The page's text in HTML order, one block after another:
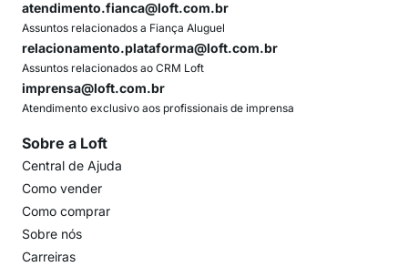
atendimento.fianca@loft.com.br
Assuntos relacionados a Fiança Aluguel
relacionamento.plataforma@loft.com.br
Assuntos relacionados ao CRM Loft
imprensa@loft.com.br
Atendimento exclusivo aos profissionais de imprensa
Sobre a Loft
Central de Ajuda
Como vender
Como comprar
Sobre nós
Carreiras